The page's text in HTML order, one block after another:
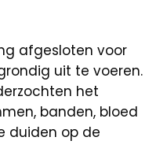
afgesloten voor
uit te voeren.
het
banden, bloed
duiden op de